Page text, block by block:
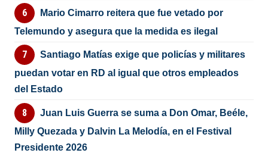
Mario Cimarro reitera que fue vetado por
Telemundo y asegura que la medida es ilegal
Santiago Matías exige que policías y militares
puedan votar en RD al igual que otros empleados
del Estado
Juan Luis Guerra se suma a Don Omar, Beéle,
Milly Quezada y Dalvin La Melodía, en el Festival
Presidente 2026